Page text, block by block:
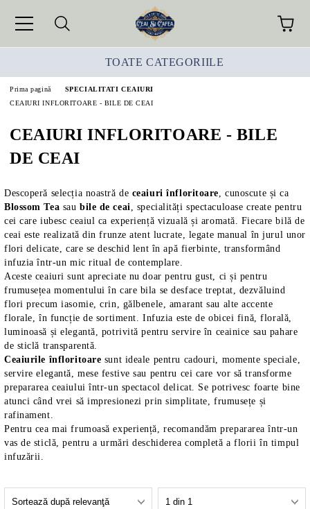
TOATE CATEGORIILE
Prima pagină
SPECIALITATI CEAIURI
CEAIURI INFLORITOARE - BILE DE CEAI
CEAIURI INFLORITOARE - BILE
DE CEAI
Descoperă selecția noastră de ceaiuri înfloritoare, cunoscute și ca
Blossom Tea sau bile de ceai, specialități spectaculoase create pentru
cei care iubesc ceaiul ca experiență vizuală și aromată. Fiecare bilă de
ceai este realizată din frunze atent lucrate, legate manual în jurul unor
flori delicate, care se deschid lent în apă fierbinte, transformând
infuzia într-un mic ritual de contemplare.
Aceste ceaiuri sunt apreciate nu doar pentru gust, ci și pentru
frumusețea momentului în care bila se desface treptat, dezvăluind
flori precum iasomie, crin, gălbenele, amarant sau alte accente
florale, în funcție de sortiment. Infuzia este de obicei fină, florală,
luminoasă și elegantă, potrivită pentru servire în ceainice sau pahare
de sticlă transparentă.
Ceaiurile înfloritoare sunt ideale pentru cadouri, momente speciale,
servire elegantă, mese festive sau pentru cei care vor să transforme
prepararea ceaiului într-un spectacol delicat. Se potrivesc foarte bine
atunci când vrei să impresionezi prin simplitate, frumusețe și
rafinament.
Pentru cea mai frumoasă experiență, recomandăm prepararea într-un
vas de sticlă, pentru a urmări deschiderea completă a florii în timpul
infuzării.